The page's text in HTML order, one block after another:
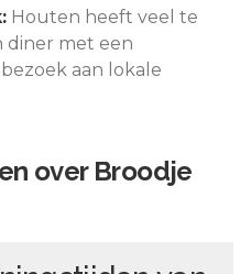
Houten heeft veel te
diner met een
aan lokale
over Broodje